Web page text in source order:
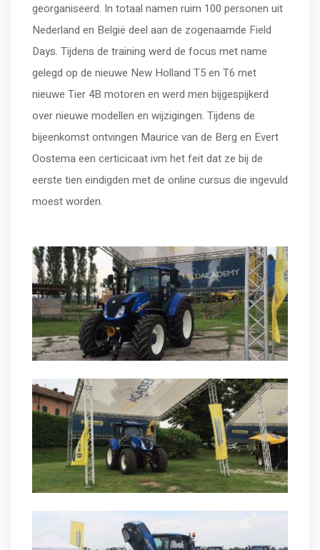
georganiseerd. In totaal namen ruim 100 personen uit
Nederland en België deel aan de zogenaamde Field
Days. Tijdens de training werd de focus met name
gelegd op de nieuwe New Holland T5 en T6 met
nieuwe Tier 4B motoren en werd men bijgespijkerd
over nieuwe modellen en wijzigingen. Tijdens de
bijeenkomst ontvingen Maurice van de Berg en Evert
Oostema een certicicaat ivm het feit dat ze bij de
eerste tien eindigden met de online cursus die ingevuld
moest worden.